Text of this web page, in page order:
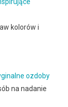
kolorów i
ozdoby
na nadanie